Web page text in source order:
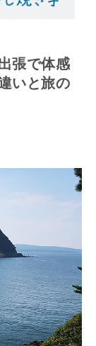
張で体感
いと旅の